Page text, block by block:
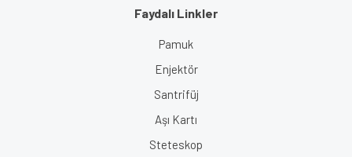
Faydalı Linkler
Pamuk
Enjektör
Santrifüj
Aşı Kartı
Steteskop